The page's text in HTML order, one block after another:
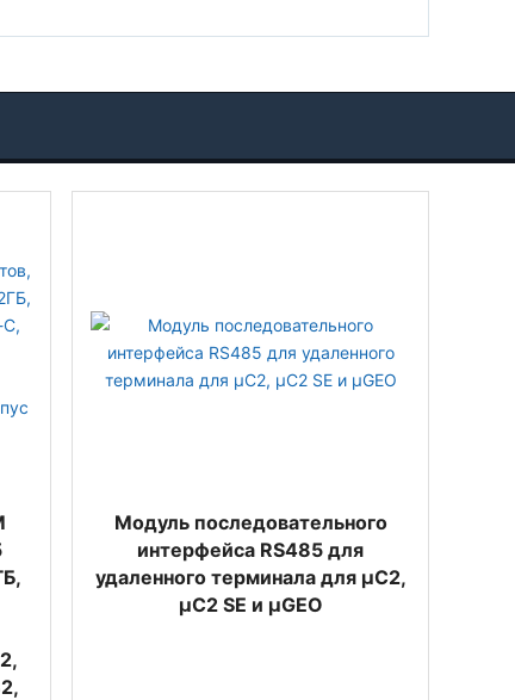
Модуль последовательного
интерфейса RS485 для
удаленного терминала для µC2,
µC2 SE и µGEO